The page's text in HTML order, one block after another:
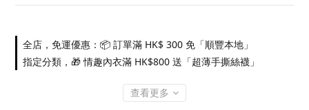
全店，免運優惠：📦 訂單滿 HK$ 300 免「順豐本地」
指定分類，🎁 情趣內衣滿 HK$800 送「超薄手撕絲襪」
查看更多